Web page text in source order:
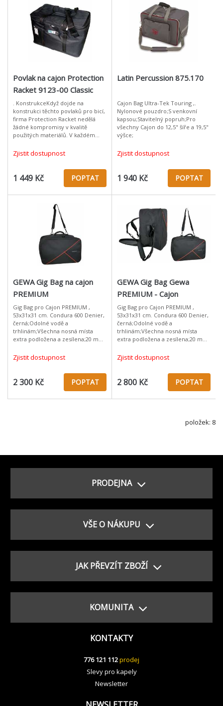
Povlak na cajon Protection
Racket 9123-00 Classic
Cajon S/S - 52x30.5x30.5
. KonstrukceKdyž dojde na
konstrukci těchto povlaků pro bicí,
firma Protection Racket nedělá
žádné kompromisy v kvalitě
použitých materiálů. V každém
zkušeností a náročného testování.
Ka
Zjistit dostupnost
1 449 Kč POPTAT
Latin Percussion 875.170
Cajon Bag Ultra-Tek Touring ,.
Nylonové pouzdro;S venkovní
kapsou;Stavitelný popruh;Pro
všechny Cajon do 12,5" šíře a 19,5"
výšce;
Zjistit dostupnost
1 940 Kč POPTAT
GEWA Gig Bag na cajon
PREMIUM
Gig Bag pro Cajon PREMIUM ,
53x31x31 cm. Condura 600 Denier,
černá;Odolné vodě a
trhlinám;Všechna nosná místa
extra podložena a zesílena;20 mm
podložkou;Ergonomický úchyt;
Zjistit dostupnost
2 300 Kč POPTAT
GEWA Gig Bag Gewa
PREMIUM - Cajon
53x31x31 cm
Gig Bag pro Cajon PREMIUM ,
53x31x31 cm. Condura 600 Denier,
černá;Odolné vodě a
trhlinám;Všechna nosná místa
extra podložena a zesílena;20 mm
podložkou;Ergonomický úchyt;Jako
231.790, jen s
Zjistit dostupnost
2 800 Kč POPTAT
položek: 8
PRODEJNA
VŠE O NÁKUPU
JAK PŘEVZÍT ZBOŽÍ
KOMUNITA
KONTAKTY
776 121 112prodej
Slevy pro kapely
Newsletter